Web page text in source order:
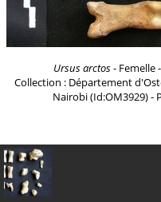
Ursus arctos- Femelle
Collection : Département
Nairobi (Id:OM3929) -